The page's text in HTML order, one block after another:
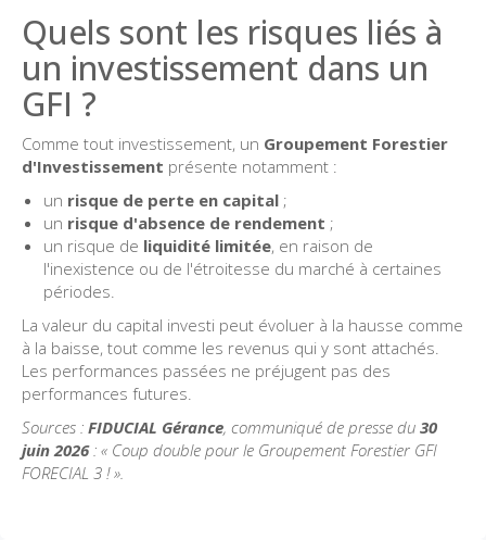
Quels sont les risques liés à
un investissement dans un
GFI ?
Comme tout investissement, un Groupement Forestier
d'Investissement présente notamment :
un risque de perte en capital ;
un risque d'absence de rendement ;
un risque de liquidité limitée, en raison de
l'inexistence ou de l'étroitesse du marché à certaines
périodes.
La valeur du capital investi peut évoluer à la hausse comme
à la baisse, tout comme les revenus qui y sont attachés.
Les performances passées ne préjugent pas des
performances futures.
Sources : FIDUCIAL Gérance, communiqué de presse du 30
juin 2026: « Coup double pour le Groupement Forestier GFI
FORECIAL 3 ! ».